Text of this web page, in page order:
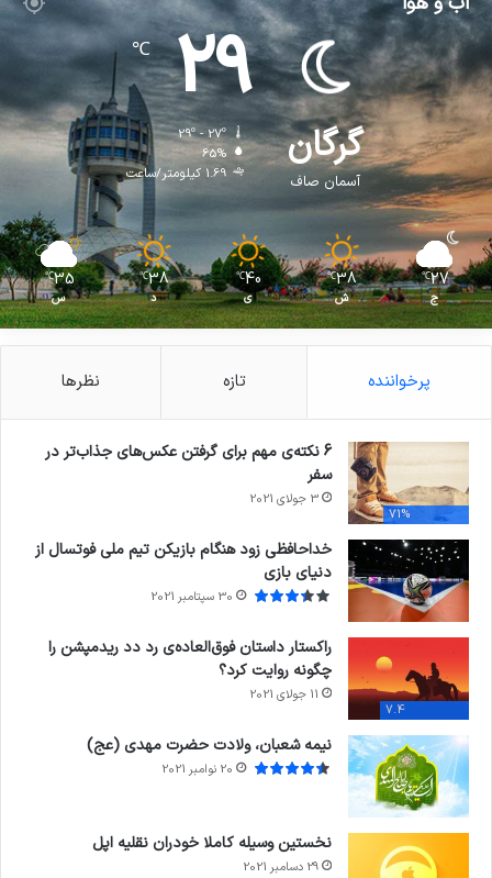
گرگان
آسمان صاف
29
℃
29º - 27º
65%
1.69 کیلومتر/ساعت
27
℃
ج
38
℃
ش
40
℃
ی
38
℃
د
35
℃
س
پرخواننده تازه نظرها
71%
6 نکته‌ی مهم برای گرفتن عکس‌های جذاب‌تر در
سفر
3 جولای 2021
خداحافظی زود هنگام بازیکن تیم ملی فوتسال از
دنیای بازی
30 سپتامبر 2021
7.4
راکستار داستان فوق‌العاده‌ی رد دد ریدمپشن را
چگونه روایت کرد؟
11 جولای 2021
نیمه شعبان، ولادت حضرت مهدی (عج)
20 نوامبر 2021
نخستین وسیله کاملا خودران نقلیه اپل
29 دسامبر 2021